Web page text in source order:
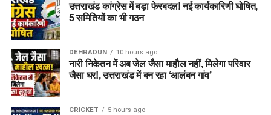
उत्तराखंड कांग्रेस में बड़ा फेरबदल! नई कार्यकारिणी घोषित,
5 समितियों का भी गठन
DEHRADUN 10 hours ago
नारी निकेतन में अब जेल जैसा माहौल नहीं, मिलेगा परिवार
जैसा घर!, उत्तराखंड में बन रहा ‘आलंबन गांव’
CRICKET 5 hours ago